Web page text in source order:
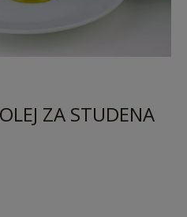
ZA STUDENA